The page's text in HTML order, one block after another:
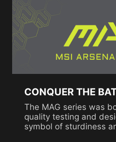
CONQUER THE
The MAG series was
quality testing and
symbol of sturdiness